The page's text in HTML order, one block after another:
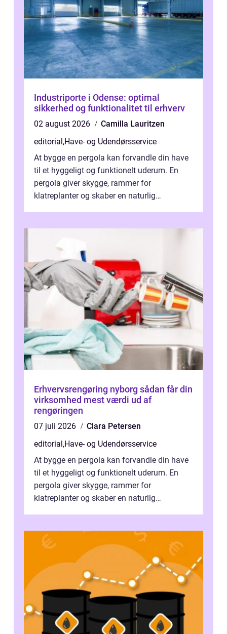
Industriporte i Odense: optimal
sikkerhed og funktionalitet til erhverv
02 august 2026
Camilla Lauritzen
editorial ,Have- og Udendørsservice
At bygge en pergola kan forvandle din have
til et hyggeligt og funktionelt uderum. En
pergola giver skygge, rammer for
klatreplanter og skaber en naturlig
Erhvervsrengøring nyborg sådan får din
virksomhed mest værdi ud af
rengøringen
07 juli 2026
Clara Petersen
editorial ,Have- og Udendørsservice
At bygge en pergola kan forvandle din have
til et hyggeligt og funktionelt uderum. En
pergola giver skygge, rammer for
klatreplanter og skaber en naturlig